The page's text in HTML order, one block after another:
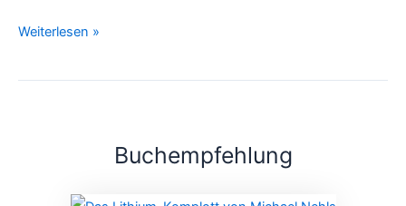
Weiterlesen »
Buchempfehlung